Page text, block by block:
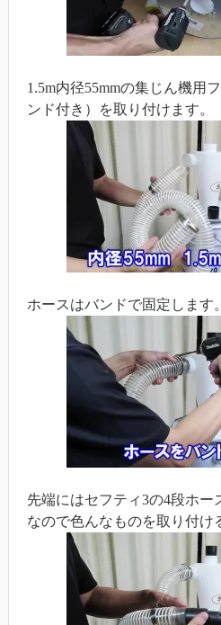
1.5m内径55mmの集じん機用
ンド付き）を取り付けます。
ホースはバンドで固定します。
先端にはセフティ3の4段ホー
なので色んなものを取り付け